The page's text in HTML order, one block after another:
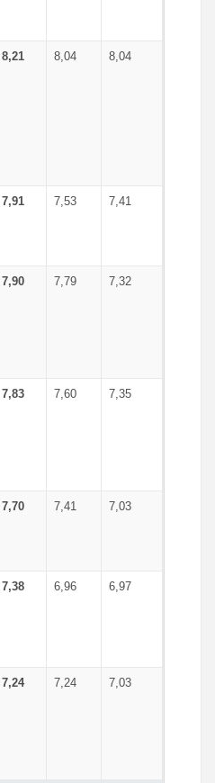
8,21 8,04 8,04
7,91 7,53 7,41
7,90 7,79 7,32
7,83 7,60 7,35
7,70 7,41 7,03
7,38 6,96 6,97
7,24 7,24 7,03